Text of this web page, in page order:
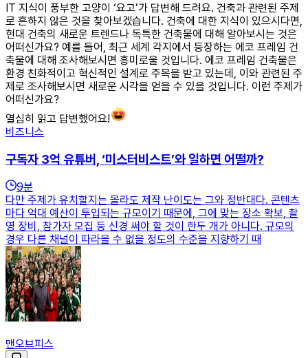
IT 지식이 풍부한 고양이 ‘요고’가 답변해 드려요. 건축과 관련된 주제
로 흔하지 않은 것을 찾아보겠습니다. 건축에 대한 지식이 있으시다면,
현대 건축의 새로운 트렌드나 독특한 건축물에 대해 알아보시는 것은
어떠신가요? 예를 들어, 최근 세계 각지에서 등장하는 에코 프레임 건
축물에 대해 조사해보시면 흥미로울 것입니다. 에코 프레임 건축물은
환경 친화적이고 혁신적인 설계로 주목을 받고 있는데, 이와 관련된 주
제로 조사해보시면 새로운 시각을 얻을 수 있을 것입니다. 이런 주제가
어떠신가요?
열심히 읽고 답변했어요!
비즈니스
구독자 3억 유튜버, ‘미스터비스트’와 일하면 어떨까?
9분
다만 주제가 유치할지는 몰라도 제작 난이도는 그와 정반대다. 콘텐츠
마다 억대 예산이 투입되는 규모이기 때문에, 그에 맞는 장소 확보, 촬
영 장비, 참가자 모집 등 신경 써야 할 것이 한두 개가 아니다. 규모의
경우 다른 채널이 따라올 수 없을 정도의 수준을 지향하기 때
맨오브피스